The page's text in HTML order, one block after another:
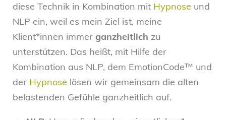
diese Technik in Kombination mit Hypnose und
NLP ein, weil es mein Ziel ist, meine
Klient*innen immer ganzheitlich zu
unterstützen. Das heißt, mit Hilfe der
Kombination aus NLP, dem EmotionCode™ und
der Hypnose lösen wir gemeinsam die alten
belastenden Gefühle ganzheitlich auf.